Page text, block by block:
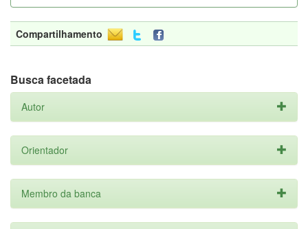
Compartilhamento
Busca facetada
Autor
Orientador
Membro da banca